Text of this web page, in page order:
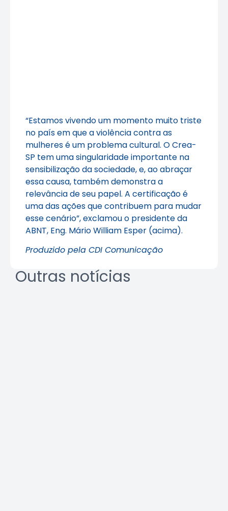
“Estamos vivendo um momento muito triste
no país em que a violência contra as
mulheres é um problema cultural. O Crea-
SP tem uma singularidade importante na
sensibilização da sociedade, e, ao abraçar
essa causa, também demonstra a
relevância de seu papel. A certificação é
uma das ações que contribuem para mudar
esse cenário”, exclamou o presidente da
ABNT, Eng. Mário William Esper (acima).
Produzido pela CDI Comunicação
Outras notícias